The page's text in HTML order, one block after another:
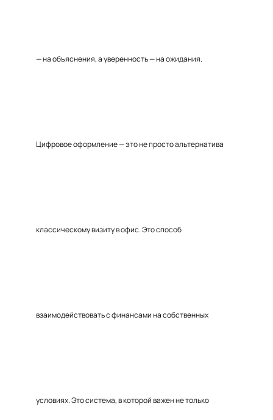
— на объяснения, а уверенность — на ожидания.
Цифровое оформление — это не просто альтернатива
классическому визиту в офис. Это способ
взаимодействовать с финансами на собственных
условиях. Это система, в которой важен не только